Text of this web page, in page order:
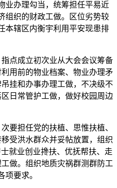
办理勾当，统筹担任平易近
组织的财政工做。区位劣势较
本辖区内衡宇利用平安现患排
点成立初次业从大会会议筹备
用前的物业档案、物业办理矛
挂和办事办理工做，不决级不
日常管护工做，做好校园周边
要担任党的扶植、思惟扶植、
受洪水群众并妥帖放置，组织
就业创业搀扶、优抚帮扶、走
做。组织地质灾祸群测群防工
要求。